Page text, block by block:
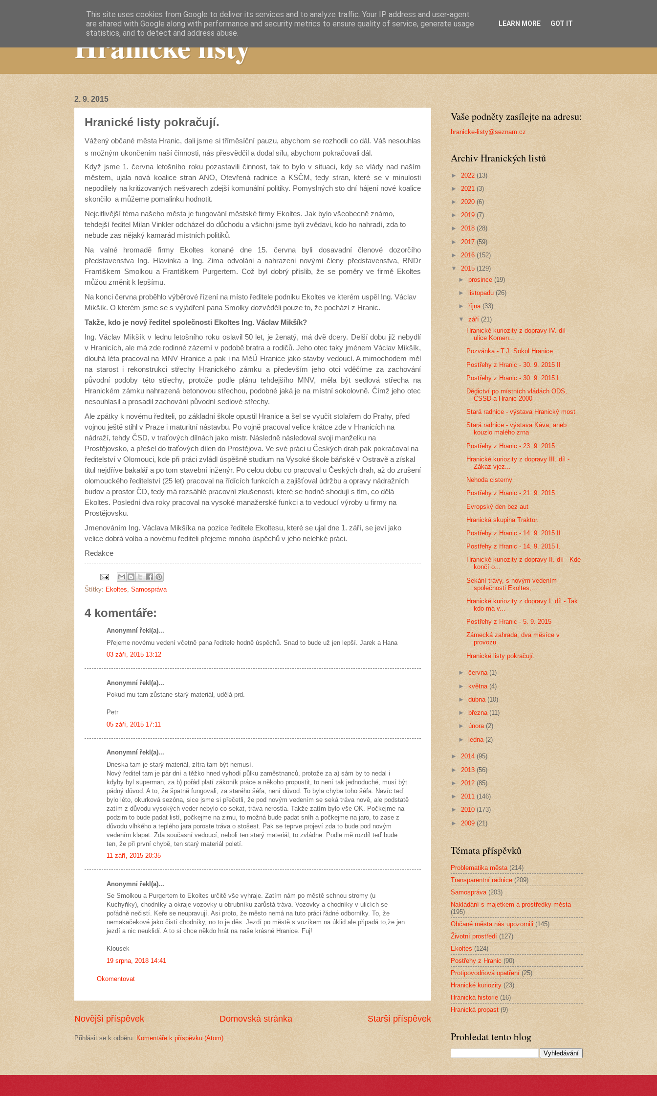
Hranické listy
2. 9. 2015
Hranické listy pokračují.
Vážený občané města Hranic, dali jsme si tříměsíční pauzu, abychom se rozhodli co dál. Váš nesouhlas
s možným ukončením naší činnosti, nás přesvědčil a dodal sílu, abychom pokračovali dál.
Když jsme 1. června letošního roku pozastavili činnost, tak to bylo v situaci, kdy se vlády nad naším
městem, ujala nová koalice stran ANO, Otevřená radnice a KSČM, tedy stran, které se v minulosti
nepodílely na kritizovaných nešvarech zdejší komunální politiky. Pomyslných sto dní hájení nové koalice
skončilo a můžeme pomalinku hodnotit.
Nejcitlivější téma našeho města je fungování městské firmy Ekoltes. Jak bylo všeobecně známo,
tehdejší ředitel Milan Vinkler odcházel do důchodu a všichni jsme byli zvědavi, kdo ho nahradí, zda to
nebude zas nějaký kamarád místních politiků.
Na valné hromadě firmy Ekoltes konané dne 15. června byli dosavadní členové dozorčího
představenstva Ing. Hlavinka a Ing. Zima odvoláni a nahrazeni novými členy představenstva, RNDr
Františkem Smolkou a Františkem Purgertem. Což byl dobrý příslib, že se poměry ve firmě Ekoltes
můžou změnit k lepšímu.
Na konci června proběhlo výběrové řízení na místo ředitele podniku Ekoltes ve kterém uspěl Ing. Václav
Mikšík. O kterém jsme se s vyjádření pana Smolky dozvěděli pouze to, že pochází z Hranic.
Takže, kdo je nový ředitel společnosti Ekoltes Ing. Václav Mikšík?
Ing. Václav Mikšík v lednu letošního roku oslavil 50 let, je ženatý, má dvě dcery. Delší dobu již nebydlí
v Hranicích, ale má zde rodinné zázemí v podobě bratra a rodičů. Jeho otec taky jménem Václav Mikšík,
dlouhá léta pracoval na MNV Hranice a pak i na MěÚ Hranice jako stavby vedoucí. A mimochodem měl
na starost i rekonstrukci střechy Hranického zámku a především jeho otci vděčíme za zachování
původní podoby této střechy, protože podle plánu tehdejšího MNV, měla být sedlová střecha na
Hranickém zámku nahrazená betonovou střechou, podobné jaká je na místní sokolovně. Čímž jeho otec
nesouhlasil a prosadil zachování původní sedlové střechy.
Ale zpátky k novému řediteli, po základní škole opustil Hranice a šel se vyučit stolařem do Prahy, před
vojnou ještě stihl v Praze i maturitní nástavbu. Po vojně pracoval velice krátce zde v Hranicích na
nádraží, tehdy ČSD, v traťových dílnách jako mistr. Následně následoval svoji manželku na
Prostějovsko, a přešel do traťových dílen do Prostějova. Ve své práci u Českých drah pak pokračoval na
ředitelství v Olomouci, kde při práci zvládl úspěšně studium na Vysoké škole báňské v Ostravě a získal
titul nejdříve bakalář a po tom stavební inženýr. Po celou dobu co pracoval u Českých drah, až do zrušení
olomouckého ředitelství (25 let) pracoval na řídících funkcích a zajišťoval údržbu a opravy nádražních
budov a prostor ČD, tedy má rozsáhlé pracovní zkušenosti, které se hodně shodují s tím, co dělá
Ekoltes. Poslední dva roky pracoval na vysoké manažerské funkci a to vedoucí výroby u firmy na
Prostějovsku.
Jmenováním Ing. Václava Mikšíka na pozice ředitele Ekoltesu, které se ujal dne 1. září, se jeví jako
velice dobrá volba a novému řediteli přejeme mnoho úspěchů v jeho nelehké práci.
Redakce
Štítky: Ekoltes, Samospráva
4 komentáře:
Anonymní řekl(a)...
Přejeme novému vedení včetně pana ředitele hodně úspěchů. Snad to bude už jen lepší. Jarek a Hana
03 září, 2015 13:12
Anonymní řekl(a)...
Pokud mu tam zůstane starý materiál, udělá prd.
Petr
05 září, 2015 17:11
Anonymní řekl(a)...
Dneska tam je starý materiál, zítra tam být nemusí.
Nový ředitel tam je pár dní a těžko hned vyhodí půlku zaměstnanců, protože za a) sám by to nedal i
kdyby byl superman, za b) pořád platí zákoník práce a někoho propustit, to není tak jednoduché, musí být
pádný důvod. A to, že špatně fungovali, za starého šéfa, není důvod. To byla chyba toho šéfa. Navíc teď
bylo léto, okurková sezóna, sice jsme si přečetli, že pod novým vedením se seká tráva nově, ale podstatě
zatím z důvodu vysokých veder nebylo co sekat, tráva nerostla. Takže zatím bylo vše OK. Počkejme na
podzim to bude padat listí, počkejme na zimu, to možná bude padat sníh a počkejme na jaro, to zase z
důvodu vlhkého a teplého jara poroste tráva o stošest. Pak se teprve projeví zda to bude pod novým
vedením klapat. Zda současní vedoucí, neboli ten starý materiál, to zvládne. Podle mě rozdíl teď bude
ten, že při první chybě, ten starý materiál poletí.
11 září, 2015 20:35
Anonymní řekl(a)...
Se Smolkou a Purgertem to Ekoltes určitě vše vyhraje. Zatím nám po městě schnou stromy (u
Kuchyňky), chodníky a okraje vozovky u obrubníku zarůstá tráva. Vozovky a chodníky v ulicích se
pořádně nečistí. Keře se neupravují. Asi proto, že město nemá na tuto práci řádné odborníky. To, že
nemakačekové jako čistí chodníky, no to je děs. Jezdí po městě s vozíkem na úklid ale připadá to,že jen
jezdí a nic neuklidí. A to si chce někdo hrát na naše krásné Hranice. Fuj!
Klousek
19 srpna, 2018 14:41
Okomentovat
Novější příspěvek Starší příspěvek
Domovská stránka
Přihlásit se k odběru: Komentáře k příspěvku (Atom)
Vaše podněty zasílejte na adresu:
hranicke-listy@seznam.cz
Archiv Hranických listů
► 2022 (13)
► 2021 (3)
► 2020 (6)
► 2019 (7)
► 2018 (28)
► 2017 (59)
► 2016 (152)
▼ 2015 (129)
►prosince (19)
►
listopadu (26)
►října(33)
▼září (21)
Hranické kuriozity z dopravy IV. díl -
ulice Komen...
Pozvánka - T.J. Sokol Hranice
Postřehy z Hranic - 30. 9. 2015 II
Postřehy z Hranic - 30. 9. 2015 I
Dědictví po místních vládách ODS,
ČSSD a Hranic 2000
Stará radnice - výstava Hranický most
Stará radnice - výstava Káva, aneb
kouzlo malého zrna
Postřehy z Hranic - 23. 9. 2015
Hranické kuriozity z dopravy III. díl -
Zákaz vjez...
Nehoda cisterny
Postřehy z Hranic - 21. 9. 2015
Evropský den bez aut
Hranická skupina Traktor.
Postřehy z Hranic - 14. 9. 2015 II.
Postřehy z Hranic - 14. 9. 2015 I.
Hranické kuriozity z dopravy II. díl - Kde
končí o...
Sekání trávy, s novým vedením
společnosti Ekoltes,...
Hranické kuriozity z dopravy I. díl - Tak
kdo má v...
Postřehy z Hranic - 5. 9. 2015
Zámecká zahrada, dva měsíce v
provozu.
Hranické listy pokračují.
►června (1)
►května(4)
►dubna(10)
►
března(11)
►února(2)
► ledna(2)
► 2014 (95)
► 2013 (56)
► 2012 (85)
► 2011 (146)
► 2010 (173)
► 2009 (21)
Témata příspěvků
Problematika města (214)
Transparentní radnice (209)
Samospráva (203)
Nakládání s majetkem a prostředky města
(195)
Občané města nás upozornili (145)
Životní prostředí (127)
Ekoltes (124)
Postřehy z Hranic (90)
Protipovodňová opatření (25)
Hranické kuriozity (23)
Hranická historie (16)
Hranická propast (9)
Prohledat tento blog
This site uses cookies from Google to deliver its services and to analyze traffic. Your IP address and user-agent
are shared with Google along with performance and security metrics to ensure quality of service, generate usage
statistics, and to detect and address abuse.
LEARN MORE GOT IT